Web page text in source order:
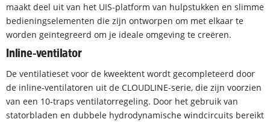
maakt deel uit van het UIS-platform van hulpstukken en slimme
bedieningselementen die zijn ontworpen om met elkaar te
worden geïntegreerd om je ideale omgeving te creëren.
Inline-ventilator
De ventilatieset voor de kweektent wordt gecompleteerd door
de inline-ventilatoren uit de CLOUDLINE-serie, die zijn voorzien
van een 10-traps ventilatorregeling. Door het gebruik van
statorbladen en dubbele hydrodynamische windcircuits bereikt